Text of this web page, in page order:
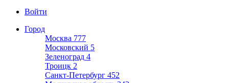
Войти
Город
Москва 777
Московский 5
Зеленоград 4
Троицк 2
Санкт-Петербург 452